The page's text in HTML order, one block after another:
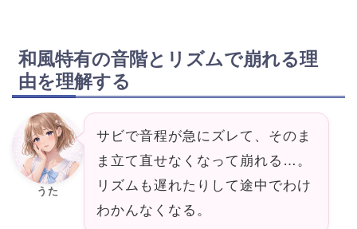
和風特有の音階とリズムで崩れる理
由を理解する
うた
サビで音程が急にズレて、そのま
ま立て直せなくなって崩れる…。
リズムも遅れたりして途中でわけ
わかんなくなる。